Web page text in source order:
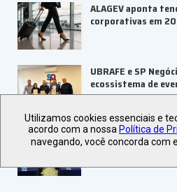
ALAGEV aponta
corporativas em
UBRAFE e SP
ecossistema de
ABIH-SP orienta
tributação e
Utilizamos cookies essenciais e
acordo com a nossa Política de
navegando, você concorda com